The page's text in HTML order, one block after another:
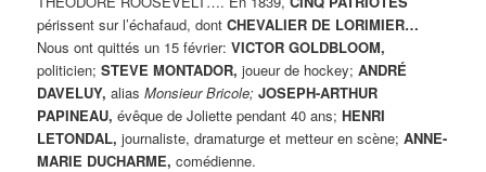
périssent sur l’échafaud, dontCHEVALIER DE LORIMIER…
Nous ont quittés un 15 février:VICTOR GOLDBLOOM,
politicien;STEVE MONTADOR, joueur de hockey;ANDRÉ
DAVELUY, aliasMonsieur Bricole; JOSEPH-ARTHUR
PAPINEAU, évêque de Joliette pendant 40 ans;HENRI
LETONDAL, journaliste, dramaturge et metteur en scène;ANNE-
MARIE DUCHARME, comédienne.